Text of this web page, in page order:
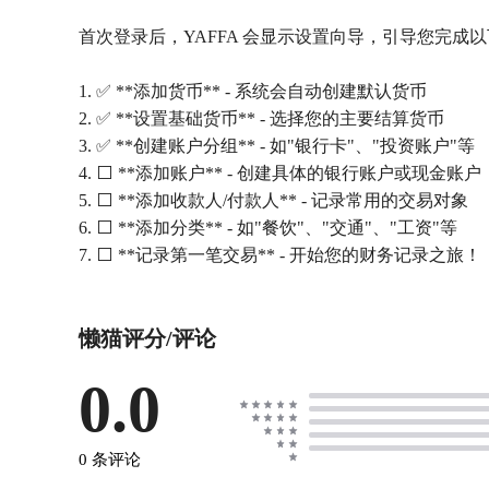
首次登录后，YAFFA 会显示设置向导，引导您完成以
1. ✅ **添加货币** - 系统会自动创建默认货币
2. ✅ **设置基础货币** - 选择您的主要结算货币
3. ✅ **创建账户分组** - 如"银行卡"、"投资账户"等
4. ⬜ **添加账户** - 创建具体的银行账户或现金账户
5. ⬜ **添加收款人/付款人** - 记录常用的交易对象
6. ⬜ **添加分类** - 如"餐饮"、"交通"、"工资"等
懒猫评分/评论
0.0
0 条评论